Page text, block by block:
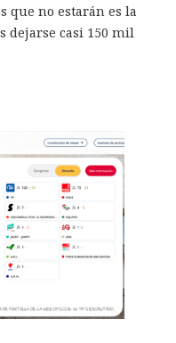
que no estarán es la
dejarse casi 150 mil